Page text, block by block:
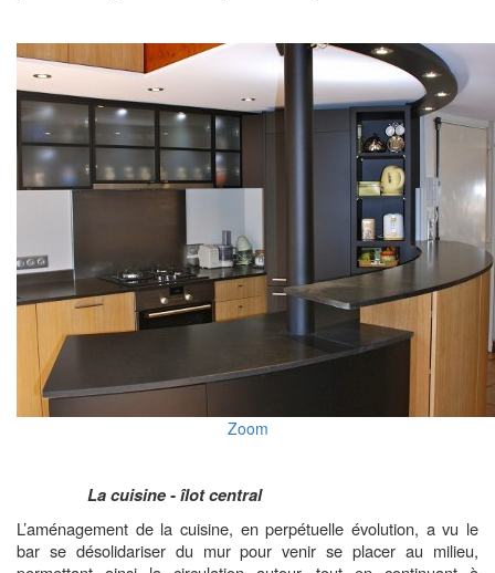
Zoom
La cuisine - îlot central
L’aménagement de la cuisine, en perpétuelle évolution, a vu le
bar se désolidariser du mur pour venir se placer au milieu,